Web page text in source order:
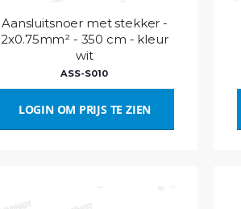
Aansluitsnoer met stekker -
2x0.75mm² - 350 cm - kleur
wit
ASS-S010
LOGIN OM PRIJS TE ZIEN